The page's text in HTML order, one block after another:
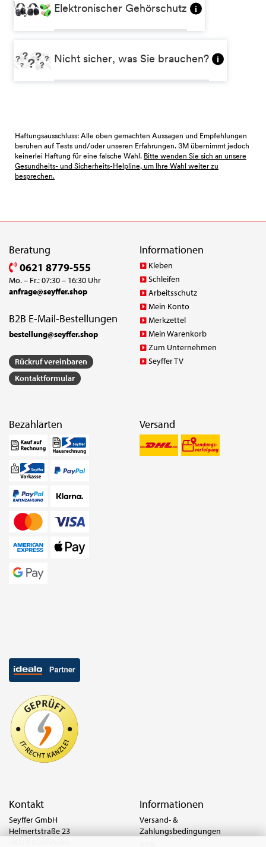
Elektronischer Gehörschutz i
Nicht sicher, was Sie brauchen? i
Haftungsausschluss: Alle oben gemachten Aussagen und Empfehlungen
beruhen auf Tests und/oder unseren Erfahrungen. 3M übernimmt jedoch
keinerlei Haftung für eine falsche Wahl. Bitte wenden Sie sich an unsere
Gesundheits- und Sicherheits-Helpline, um Ihre Wahl weiter zu
besprechen.
Beratung
0621 8779-555
Mo. – Fr.: 07:30 – 16:30 Uhr
anfrage@seyffer.shop
B2B E-Mail-Bestellungen
bestellung@seyffer.shop
Rückruf vereinbaren
Kontaktformular
Informationen
Kleben
Schleifen
Arbeitsschutz
Mein Konto
Merkzettel
Mein Warenkorb
Zum Unternehmen
Seyffer TV
Bezahlarten Versand
Kontakt
Seyffer GmbH
Helmertstraße 23
Informationen
Versand- &
Zahlungsbedingungen